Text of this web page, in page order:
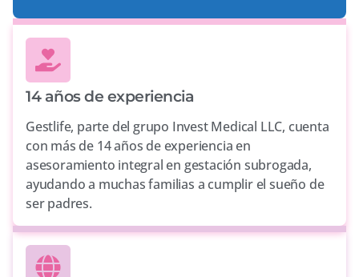
14 años de experiencia
Gestlife, parte del grupo Invest Medical LLC, cuenta
con más de 14 años de experiencia en
asesoramiento integral en gestación subrogada,
ayudando a muchas familias a cumplir el sueño de
ser padres.